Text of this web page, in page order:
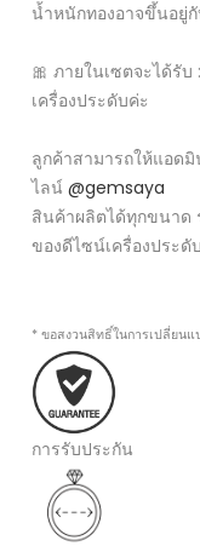
น้ำหนักทองอาจขึ้นอยู่
🎀 ภายในเซตจะได้รั
เครื่องประดับค่ะ
ลูกค้าสามารถให้แอด
ไลน์@gemsaya
สินค้าผลิตได้ทุกขนาด
ของดีไซน์เครื่องประดั
* ขอสงวนสิทธิ์ในการเปลี่ยน
การรับประกัน